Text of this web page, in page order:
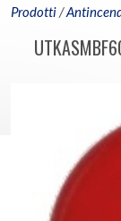
Prodotti/